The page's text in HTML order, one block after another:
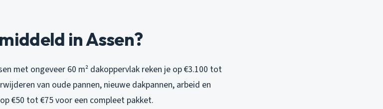
in Assen?
met ongeveer 60 m² dakoppervlak reken je op €3.100 tot
van oude pannen, nieuwe dakpannen, arbeid en
€50 tot €75 voor een compleet pakket.